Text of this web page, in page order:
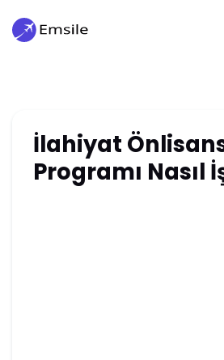
İlahiyat
Programı Nasıl